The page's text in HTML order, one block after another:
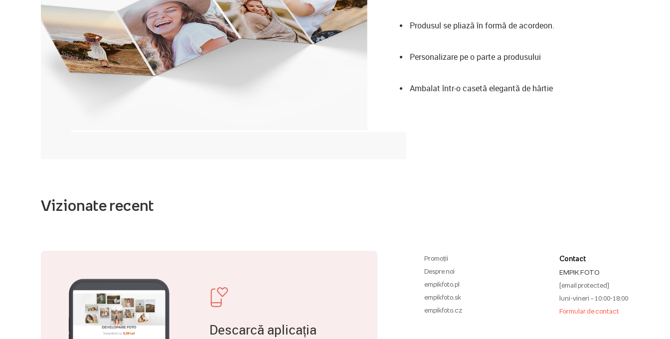
Produsul se pliază în formă de acordeon.
Personalizare pe o parte a produsului
Ambalat într-o casetă elegantă de hârtie
Vizionate recent
Descarcă aplicația
Promoții
Despre noi
empikfoto.pl
empikfoto.sk
empikfoto.cz
Contact
EMPIK FOTO
[email protected]
luni-vineri – 10:00-18:00
Formular de contact